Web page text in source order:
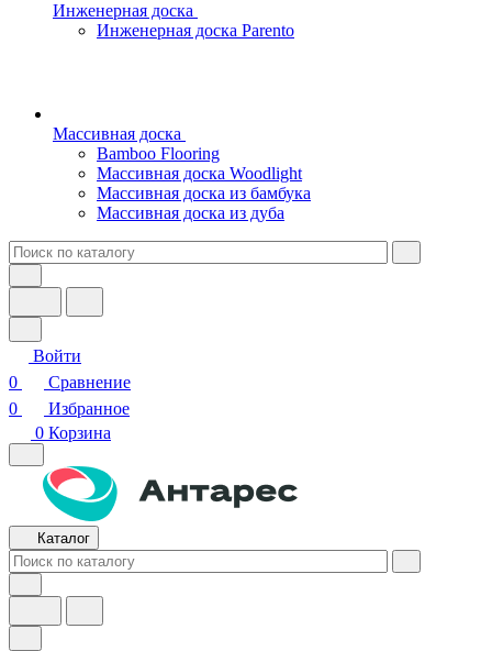
Инженерная доска
Инженерная доска Parento
Массивная доска
Bamboo Flooring
Массивная доска Woodlight
Массивная доска из бамбука
Массивная доска из дуба
Войти
0
Сравнение
0
Избранное
0 Корзина
Каталог